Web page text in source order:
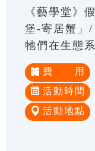
《藝學堂》
堡-寄居蟹」/
牠們在生態
費 用
活動時間
活動地點